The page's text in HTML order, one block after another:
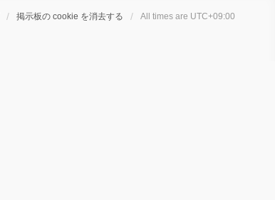
掲示板の cookie を消去する All times are UTC+09:00